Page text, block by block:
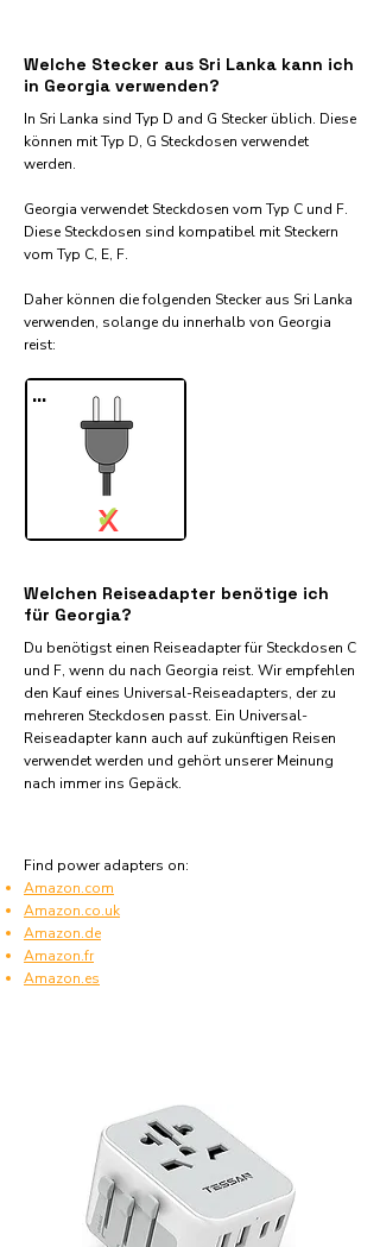
Welche Stecker aus Sri Lanka kann ich
in Georgia verwenden?
In Sri Lanka sind Typ D and G Stecker üblich. Diese
können mit Typ D, G Steckdosen verwendet
werden.
Georgia verwendet Steckdosen vom Typ C und F.
Diese Steckdosen sind kompatibel mit Steckern
vom Typ C, E, F.
Daher können die folgenden Stecker aus Sri Lanka
verwenden, solange du innerhalb von Georgia
reist:​
...
X
✓
Welchen Reiseadapter benötige ich
für Georgia?
Du benötigst einen Reiseadapter für Steckdosen C
und F, wenn du nach Georgia reist. Wir empfehlen
den Kauf eines Universal-Reiseadapters, der zu
mehreren Steckdosen passt. Ein Universal-
Reiseadapter kann auch auf zukünftigen Reisen
verwendet werden und gehört unserer Meinung
nach immer ins Gepäck.
Find power adapters on:
Amazon.com
Amazon.co.uk
Amazon.de
Amazon.fr
Amazon.es